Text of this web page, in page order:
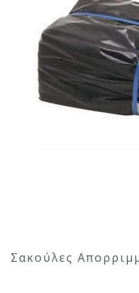
Σακούλες